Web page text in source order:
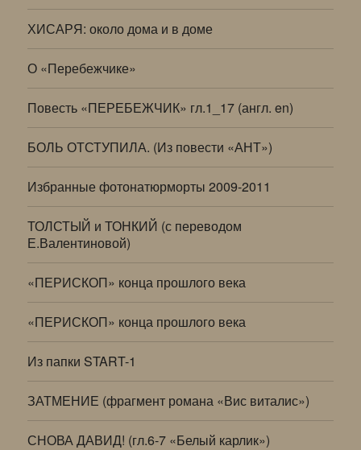
ХИСАРЯ: около дома и в доме
О «Перебежчике»
Повесть «ПЕРЕБЕЖЧИК» гл.1_17 (англ. en)
БОЛЬ ОТСТУПИЛА. (Из повести «АНТ»)
Избранные фотонатюрморты 2009-2011
ТОЛСТЫЙ и ТОНКИЙ (с переводом
Е.Валентиновой)
«ПЕРИСКОП» конца прошлого века
«ПЕРИСКОП» конца прошлого века
Из папки START-1
ЗАТМЕНИЕ (фрагмент романа «Вис виталис»)
СНОВА ДАВИД! (гл.6-7 «Белый карлик»)